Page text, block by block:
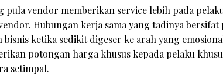
pula vendor memberikan service lebih pada
Hubungan kerja sama yang tadinya
ketika sedikit digeser ke arah yang
potongan harga khusus kepada pelaku
setimpal.